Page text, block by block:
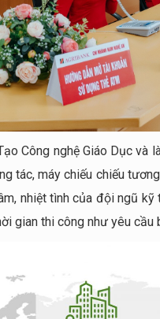
Công nghệ Giáo Dục và
tác, máy chiếu chiếu
nhiệt tình của đội ngũ kỹ
gian thi công như yêu cầu